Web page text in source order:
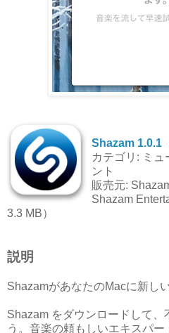
Shazam 1.0.1
カテゴリ: ミュ
ント
販売元:
Shazam
3.3 MB）
説明
ShazamがあなたのMacに新し
Shazam をダウンロードして、
う。音楽の頼もしいエキスパ